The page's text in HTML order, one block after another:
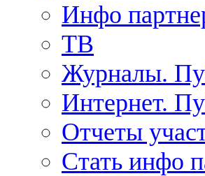
Инфо
ТВ
Журналы.
Интернет.
Отчеты
Стать инфо